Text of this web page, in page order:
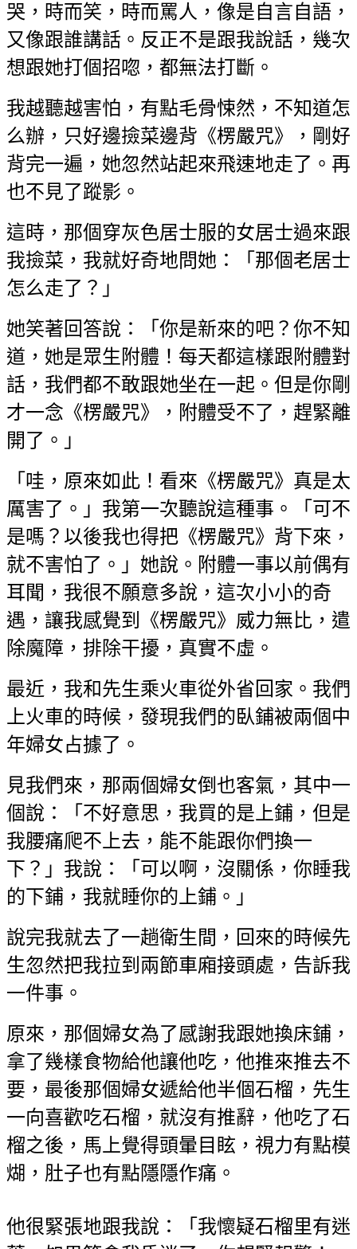
哭，時而笑，時而罵人，像是自言自語，
又像跟誰講話。反正不是跟我說話，幾次
想跟她打個招唿，都無法打斷。
我越聽越害怕，有點毛骨悚然，不知道怎
么辦，只好邊撿菜邊背《楞嚴咒》，剛好
背完一遍，她忽然站起來飛速地走了。再
也不見了蹤影。
這時，那個穿灰色居士服的女居士過來跟
我撿菜，我就好奇地問她：「那個老居士
怎么走了？」
她笑著回答說：「你是新來的吧？你不知
道，她是眾生附體！每天都這樣跟附體對
話，我們都不敢跟她坐在一起。但是你剛
才一念《楞嚴咒》，附體受不了，趕緊離
開了。」
「哇，原來如此！看來《楞嚴咒》真是太
厲害了。」我第一次聽說這種事。「可不
是嗎？以後我也得把《楞嚴咒》背下來，
就不害怕了。」她說。附體一事以前偶有
耳聞，我很不願意多說，這次小小的奇
遇，讓我感覺到《楞嚴咒》威力無比，遣
除魔障，排除干擾，真實不虛。
最近，我和先生乘火車從外省回家。我們
上火車的時候，發現我們的臥鋪被兩個中
年婦女占據了。
見我們來，那兩個婦女倒也客氣，其中一
個說：「不好意思，我買的是上鋪，但是
我腰痛爬不上去，能不能跟你們換一
下？」我說：「可以啊，沒關係，你睡我
的下鋪，我就睡你的上鋪。」
說完我就去了一趟衛生間，回來的時候先
生忽然把我拉到兩節車廂接頭處，告訴我
一件事。
原來，那個婦女為了感謝我跟她換床鋪，
拿了幾樣食物給他讓他吃，他推來推去不
要，最後那個婦女遞給他半個石榴，先生
一向喜歡吃石榴，就沒有推辭，他吃了石
榴之後，馬上覺得頭暈目眩，視力有點模
煳，肚子也有點隱隱作痛。
他很緊張地跟我說：「我懷疑石榴里有迷